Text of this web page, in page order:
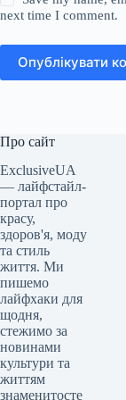
next time I comment.
Опублікувати
Про сайт
ExclusiveUA
— лайфстайл-
портал про
красу,
здоров'я, моду
та стиль
життя. Ми
пишемо
лайфхаки для
щодня,
стежимо за
новинами
культури та
життям
знаменитосте